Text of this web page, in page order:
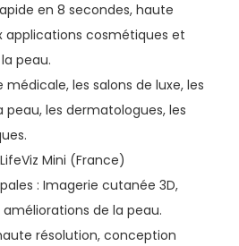
en 8 secondes, haute
applications cosmétiques et
peau.
les salons de luxe, les
peau, les dermatologues, les
Mini (France)
: Imagerie cutanée 3D,
de la peau.
résolution, conception